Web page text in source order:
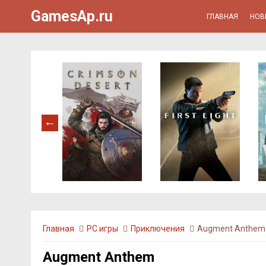
GamesAp.ru ГЛАВНАЯ
Главная PC игры Приключения Augment Anthem
Augment Anthem